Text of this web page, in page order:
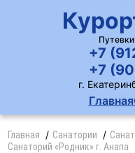
Главная
+7
+7
г.
Главная Санатории
Санаторий «Родник» г. Анапа